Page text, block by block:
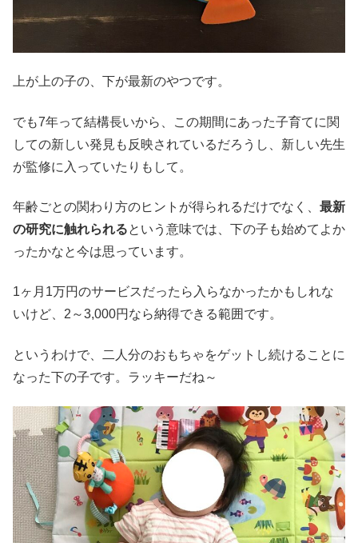
上が上の子の、下が最新のやつです。
でも7年って結構長いから、この期間にあった子育てに関
しての新しい発見も反映されているだろうし、新しい先生
が監修に入っていたりもして。
年齢ごとの関わり方のヒントが得られるだけでなく、 最新
の研究に触れられるという意味では、下の子も始めてよか
ったかなと今は思っています。
1ヶ月1万円のサービスだったら入らなかったかもしれな
いけど、2～3,000円なら納得できる範囲です。
というわけで、二人分のおもちゃをゲットし続けることに
なった下の子です。ラッキーだね～